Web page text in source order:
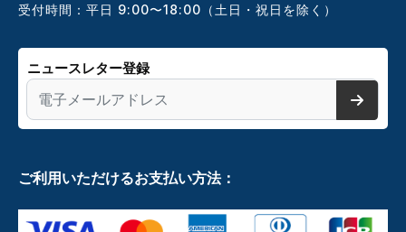
受付時間：平日 9:00〜18:00（土日・祝日を除く）
ニュースレター登録
ご利用いただけるお支払い方法：